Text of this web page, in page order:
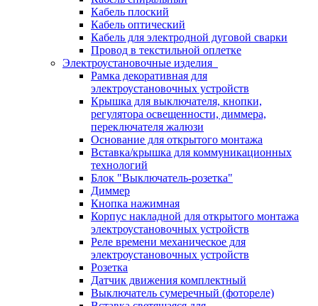
Кабель плоский
Кабель оптический
Кабель для электродной дуговой сварки
Провод в текстильной оплетке
Электроустановочные изделия
Рамка декоративная для
электроустановочных устройств
Крышка для выключателя, кнопки,
регулятора освещенности, диммера,
переключателя жалюзи
Основание для открытого монтажа
Вставка/крышка для коммуникационных
технологий
Блок "Выключатель-розетка"
Диммер
Кнопка нажимная
Корпус накладной для открытого монтажа
электроустановочных устройств
Реле времени механическое для
электроустановочных устройств
Розетка
Датчик движения комплектный
Выключатель сумеречный (фотореле)